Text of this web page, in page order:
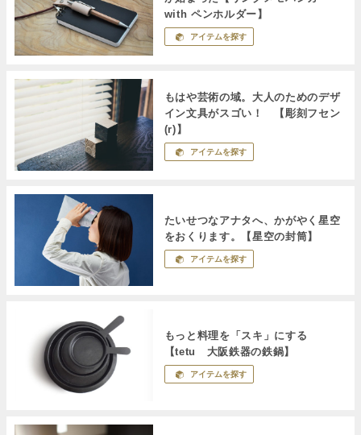
with ペンホルダー】
アイテムを探す
もはや芸術の域。大人のためのデザ
イン文具がスゴい！ 【彫刻フセン
(r)】
アイテムを探す
たいせつなアナタへ、かがやく星空
をおくります。【星空の封筒】
アイテムを探す
もっと料理を「スキ」にする
【tetu 大阪鉄器の鉄鍋】
アイテムを探す